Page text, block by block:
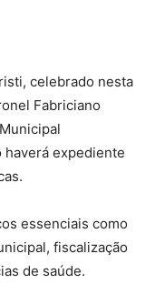
celebrado nesta
Fabriciano
haverá expediente
essenciais como
fiscalização
de saúde.